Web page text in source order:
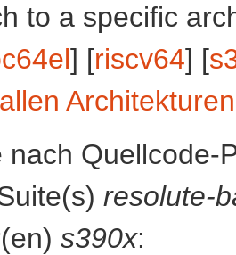
to a specific
] [riscv64] [
allen Architekturen
nach
resolute-
s390x: